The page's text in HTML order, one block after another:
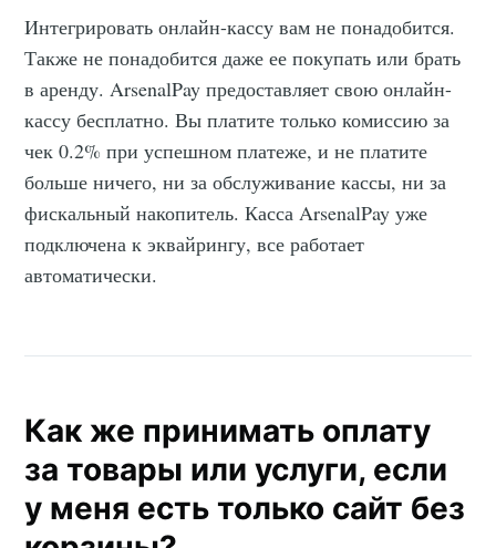
Интегрировать онлайн-кассу вам не понадобится.
Также не понадобится даже ее покупать или брать
в аренду. ArsenalPay предоставляет свою онлайн-
кассу бесплатно. Вы платите только комиссию за
чек 0.2% при успешном платеже, и не платите
больше ничего, ни за обслуживание кассы, ни за
фискальный накопитель. Касса ArsenalPay уже
подключена к эквайрингу, все работает
автоматически.
Как же принимать оплату
за товары или услуги, если
у меня есть только сайт без